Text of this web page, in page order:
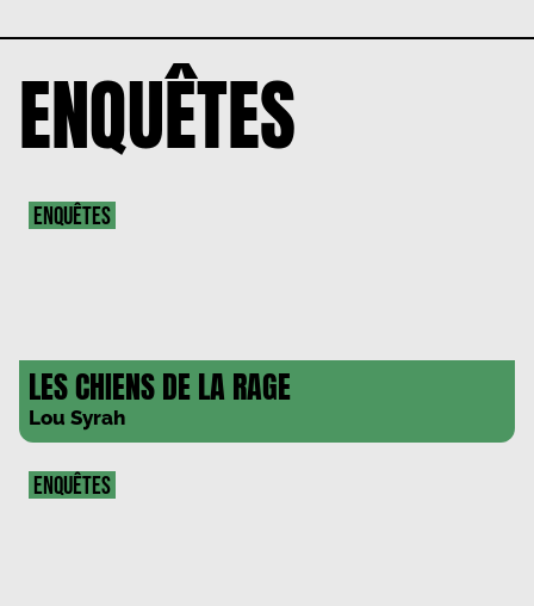
ENQUÊTES
LES CHIENS DE LA RAGE
Lou Syrah
ENQUÊTES
ENQUÊTES